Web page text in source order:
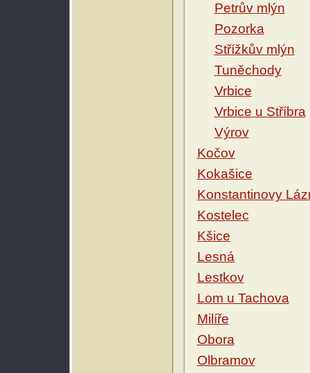
Petrův mlýn
Pozorka
Střížkův mlýn
Tuněchody
Vrbice
Vrbice u Stříbra
Výrov
Kočov
Kokašice
Konstantinovy
Kostelec
Kšice
Lesná
Lestkov
Lom u Tachova
Milíře
Obora
Olbramov